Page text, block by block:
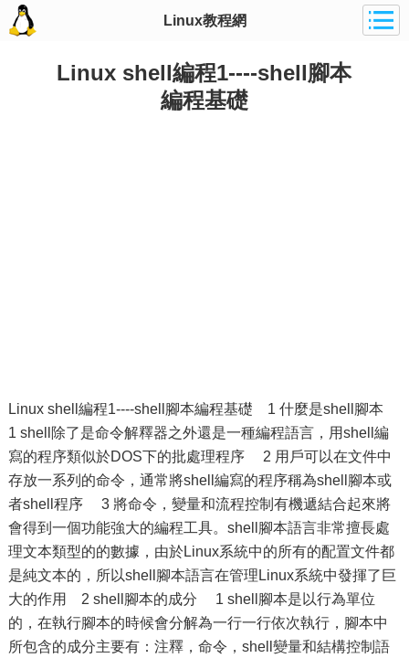
Linux教程網
Linux shell編程1----shell腳本
編程基礎
Linux shell編程1----shell腳本編程基礎 1 什麼是shell腳本
1 shell除了是命令解釋器之外還是一種編程語言，用shell編
寫的程序類似於DOS下的批處理程序 2 用戶可以在文件中
存放一系列的命令，通常將shell編寫的程序稱為shell腳本或
者shell程序 3 將命令，變量和流程控制有機遞結合起來將
會得到一個功能強大的編程工具。shell腳本語言非常擅長處
理文本類型的的數據，由於Linux系統中的所有的配置文件都
是純文本的，所以shell腳本語言在管理Linux系統中發揮了巨
大的作用 2 shell腳本的成分 1 shell腳本是以行為單位
的，在執行腳本的時候會分解為一行一行依次執行，腳本中
所包含的成分主要有：注釋，命令，shell變量和結構控制語